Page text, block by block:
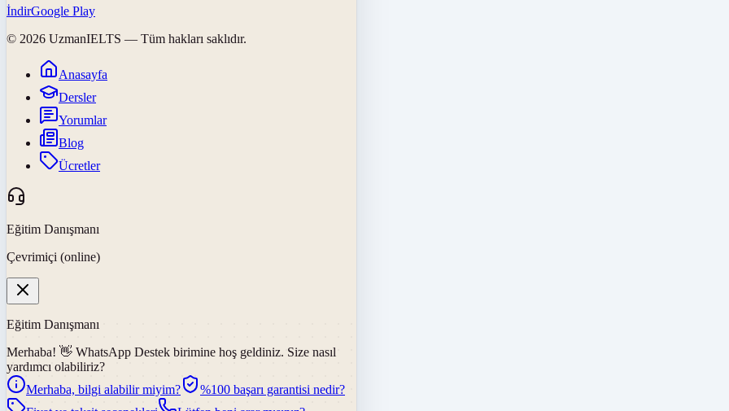
İndirGoogle Play
© 2026 UzmanIELTS — Tüm hakları saklıdır.
Anasayfa
Dersler
Yorumlar
Blog
Ücretler
Eğitim Danışmanı
Çevrimiçi (online)
Eğitim Danışmanı
Merhaba! 👋 WhatsApp Destek birimine hoş geldiniz. Size nasıl
yardımcı olabiliriz?
Merhaba, bilgi alabilir miyim?
%100 başarı garantisi nedir?